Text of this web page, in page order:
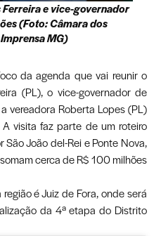
e vice-governador
(Foto: Câmara dos
MG)
da agenda que vai reunir o
(PL), o vice-governador de
vereadora Roberta Lopes (PL)
visita faz parte de um roteiro
João del-Rei e Ponte Nova,
cerca de R$ 100 milhões
é Juiz de Fora, onde será
da 4ª etapa do Distrito